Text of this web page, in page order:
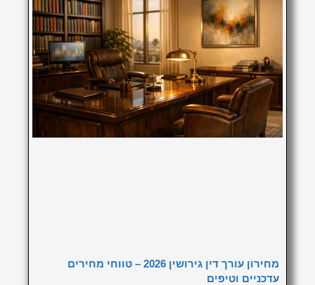
מחירון עורך דין גירושין 2026 – טווחי מחירים
עדכניים וטיפים